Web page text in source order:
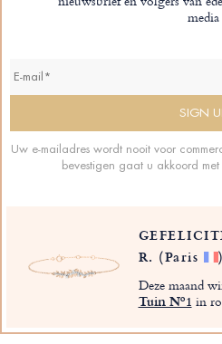
media
Uw e-mailadres wordt nooit voor
bevestigen gaat u akkoord
R. (Paris )
Deze maand
Tuin Nº1 in